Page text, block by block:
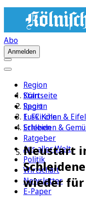
Abo
Anmelden
Region
Köln
Sport
1. FC Köln
Erleben
Ratgeber
Aus aller Welt
Politik
Wirtschaft
Newsletter
E-Paper
Startseite
Region
Euskirchen & Eifel
Schleiden &
Neustart
wieder für